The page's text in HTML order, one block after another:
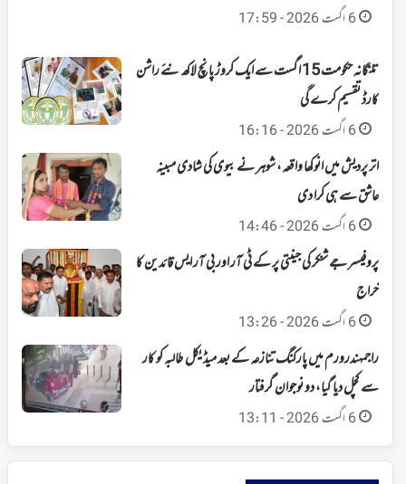
6 اگست 2026 - 17:59
تلنگانہ حکومت 15 اگست سے ایک کروڑ پانچ لاکھ نئے راشن
کارڈ تقسیم کرے گی
6 اگست 2026 - 16:16
اتر پردیش میں انوکھا واقعہ، شوہر نے بیوی کی شادی مبینہ
عاشق سے ہی کرا دی
6 اگست 2026 - 14:46
پروفیسر جے شنکر کی جینتی پر کے ٹی آر اور بی آر ایس قائدین کا
خراج
6 اگست 2026 - 13:26
راجمہندرورم میں پارکنگ تنازعہ کے بعد میڈیکل طالبہ کو کار
سے کچل دیا گیا، دو نوجوان گرفتار
6 اگست 2026 - 13:11